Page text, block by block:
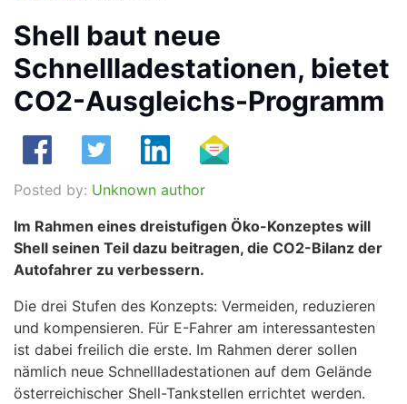
Shell baut neue
Schnellladestationen, bietet
CO2-Ausgleichs-Programm
Posted by: Unknown author
Im Rahmen eines dreistufigen Öko-Konzeptes will
Shell seinen Teil dazu beitragen, die CO2-Bilanz der
Autofahrer zu verbessern.
Die drei Stufen des Konzepts: Vermeiden, reduzieren
und kompensieren. Für E-Fahrer am interessantesten
ist dabei freilich die erste. Im Rahmen derer sollen
nämlich neue Schnellladestationen auf dem Gelände
österreichischer Shell-Tankstellen errichtet werden.